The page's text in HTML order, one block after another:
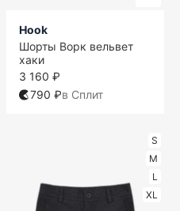
Hook
Шорты Ворк вельвет
хаки
3 160 ₽
790 ₽в Сплит
S
M
L
XL